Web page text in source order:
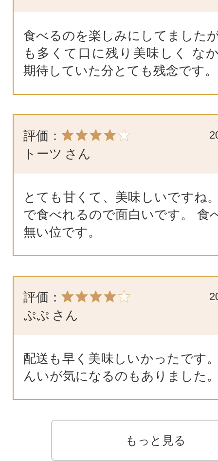
食べるのを楽しみにしてました
も多くて口に残り美味しく な
期待していた分とても残念です。
評価：
トーツ さん
とても甘くて、美味しいですね
で食べれるので面白いです。 食
無い位です。
評価：
ぷぷ さん
配送も早く美味しいかったです
んいが気になるのもありました
もっと見る